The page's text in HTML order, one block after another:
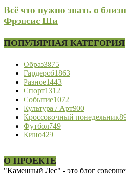
Всё что нужно знать о
Фрэнсис Ши
ПОПУЛЯРНАЯ КАТЕГОРИЯ
Образ3875
Гардероб1863
Разное1443
Спорт1312
Событие1072
Культура / Арт900
Кроссовочный понедельник
Футбол749
Кино429
О ПРОЕКТЕ
"Каменный Лес" - это блог